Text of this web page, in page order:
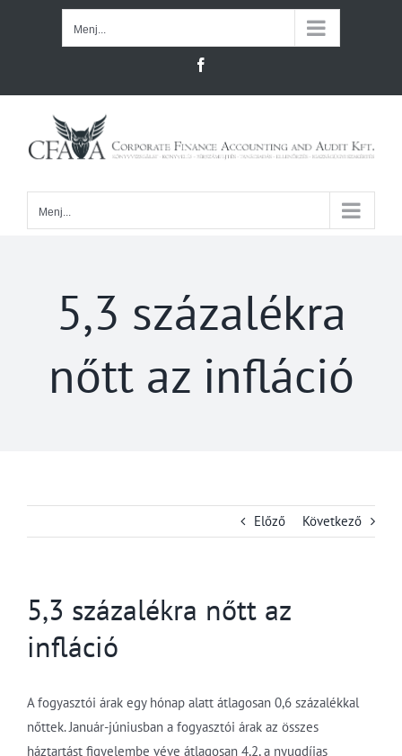
Menj...
Menj...
5,3 százalékra
nőtt az infláció
Előző Következő
5,3 százalékra nőtt az
infláció
A fogyasztói árak egy hónap alatt átlagosan 0,6 százalékkal
nőttek. Január-júniusban a fogyasztói árak az összes
háztartást figyelembe véve átlagosan 4,2, a nyugdíjas